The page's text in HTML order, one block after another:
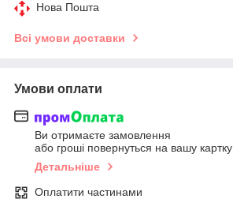
Нова Пошта
Всі умови доставки
Умови оплати
Ви отримаєте замовлення
або гроші повернуться на вашу картку
Детальніше
Оплатити частинами